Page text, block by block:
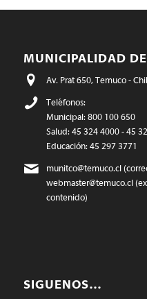
MUNICIPALIDAD
Av. Prat 650, Temuco -
Teléfonos:
Municipal: 800 100 650
Salud: 45 324 4000 - 45
Educación: 45 297 3771
munitco@temuco.cl
webmaster@temuco.cl
contenido)
SIGUENOS…